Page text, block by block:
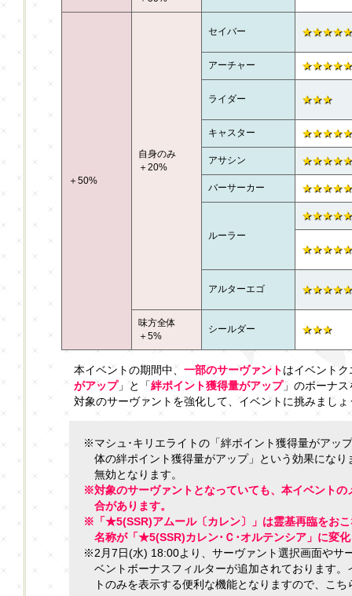
＋50%
自身のみ
＋20%
セイバー ★★★★★
アーチャー ★★★★★
ライダー ★★★
キャスター ★★★★★
アサシン ★★★★★
バーサーカー ★★★★★
ルーラー
★★★★★
★★★★★
アルターエゴ ★★★★★
味方全体
＋5%
シールダー ★★★
本イベントの期間中、 一部のサーヴァントはイベント
がアップ」と「絆ポイント獲得量がアップ」のボーナ
対象のサーヴァントを強化して、イベントに挑みましょ
※マシュ･キリエライトの「絆ポイント獲得量がアッ
体の絆ポイント獲得量がアップ」という効果にな
無効となります。
※対象のサーヴァントとなっていても、本イベントの
合があります。
※「★5(SSR)アムール〔カレン〕」は霊基再臨をお
名称が「★5(SSR)カレン･Ｃ･オルテンシア」に変
※2月7日(水) 18:00より、サーヴァント選択画面やサ
ベントボーナスフィルターが追加されております
トのみを表示する便利な機能となりますので、こ